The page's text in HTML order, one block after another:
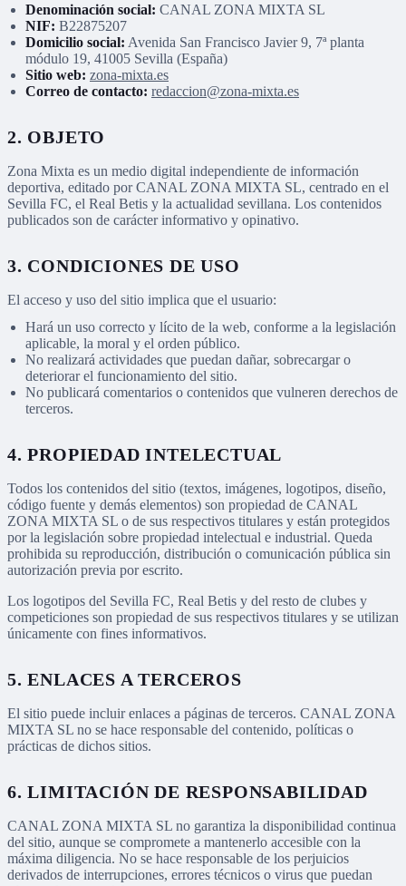
Denominación social: CANAL ZONA MIXTA SL
NIF: B22875207
Domicilio social: Avenida San Francisco Javier 9, 7ª planta
módulo 19, 41005 Sevilla (España)
Sitio web: zona-mixta.es
Correo de contacto: redaccion@zona-mixta.es
2. OBJETO
Zona Mixta es un medio digital independiente de información
deportiva, editado por CANAL ZONA MIXTA SL, centrado en el
Sevilla FC, el Real Betis y la actualidad sevillana. Los contenidos
publicados son de carácter informativo y opinativo.
3. CONDICIONES DE USO
El acceso y uso del sitio implica que el usuario:
Hará un uso correcto y lícito de la web, conforme a la legislación
aplicable, la moral y el orden público.
No realizará actividades que puedan dañar, sobrecargar o
deteriorar el funcionamiento del sitio.
No publicará comentarios o contenidos que vulneren derechos de
terceros.
4. PROPIEDAD INTELECTUAL
Todos los contenidos del sitio (textos, imágenes, logotipos, diseño,
código fuente y demás elementos) son propiedad de CANAL
ZONA MIXTA SL o de sus respectivos titulares y están protegidos
por la legislación sobre propiedad intelectual e industrial. Queda
prohibida su reproducción, distribución o comunicación pública sin
autorización previa por escrito.
Los logotipos del Sevilla FC, Real Betis y del resto de clubes y
competiciones son propiedad de sus respectivos titulares y se utilizan
únicamente con fines informativos.
5. ENLACES A TERCEROS
El sitio puede incluir enlaces a páginas de terceros. CANAL ZONA
MIXTA SL no se hace responsable del contenido, políticas o
prácticas de dichos sitios.
6. LIMITACIÓN DE RESPONSABILIDAD
CANAL ZONA MIXTA SL no garantiza la disponibilidad continua
del sitio, aunque se compromete a mantenerlo accesible con la
máxima diligencia. No se hace responsable de los perjuicios
derivados de interrupciones, errores técnicos o virus que puedan